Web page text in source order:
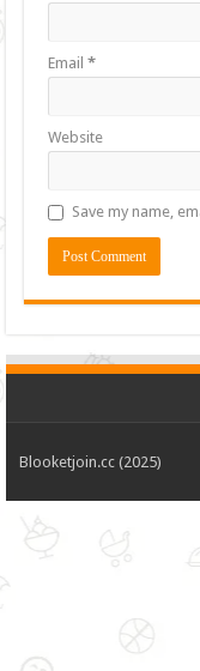
Email*
Website
Save my name,
Blooketjoin.cc (2025)